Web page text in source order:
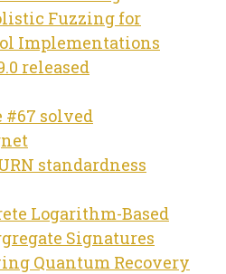
Fuzzing for
Implementations
released
solved
standardness
Logarithm-Based
Signatures
Quantum Recovery